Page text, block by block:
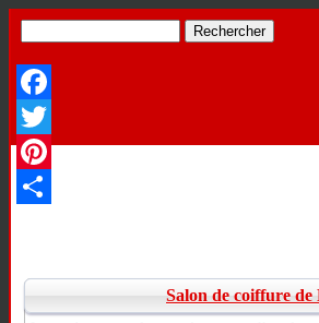
Facebook
Twitter
Pinterest
Salon de coiffure